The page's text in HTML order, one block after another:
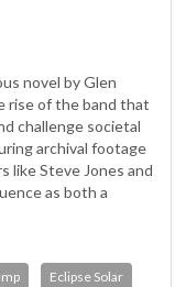
novel by Glen
rise of the band that
challenge societal
archival footage
like Steve Jones and
as both a
Eclipse Solar